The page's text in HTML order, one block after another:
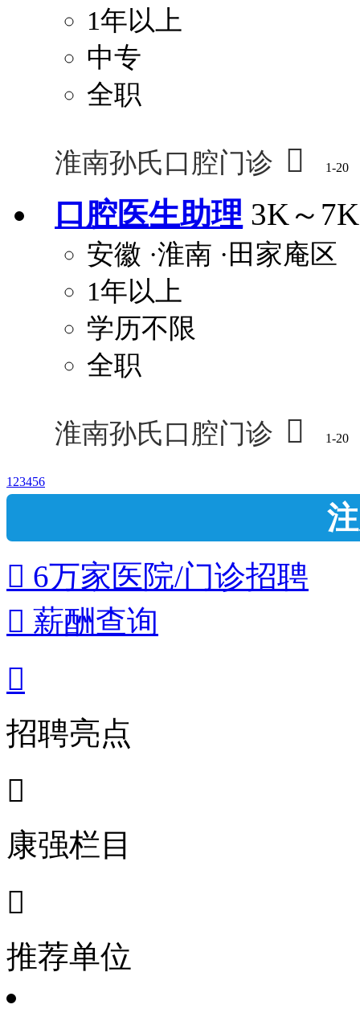
1年以上
中专
全职
淮南孙氏口腔门诊  1-20
口腔医生助理 3K～7K
安徽 ·淮南 ·田家庵区
1年以上
学历不限
全职
淮南孙氏口腔门诊  1-20
1 23456
 6万家医院/门诊招聘
 薪酬查询

招聘亮点

康强栏目

推荐单位